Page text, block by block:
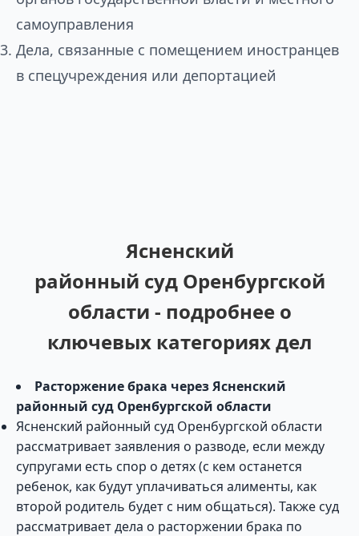
самоуправления
Дела, связанные с помещением иностранцев
в спецучреждения или депортацией
Ясненский
районный суд Оренбургской
области - подробнее о
ключевых категориях дел
Расторжение брака через Ясненский
районный суд Оренбургской области
Ясненский районный суд Оренбургской области
рассматривает заявления о разводе, если между
супругами есть спор о детях (с кем останется
ребенок, как будут уплачиваться алименты, как
второй родитель будет с ним общаться). Также суд
рассматривает дела о расторжении брака по